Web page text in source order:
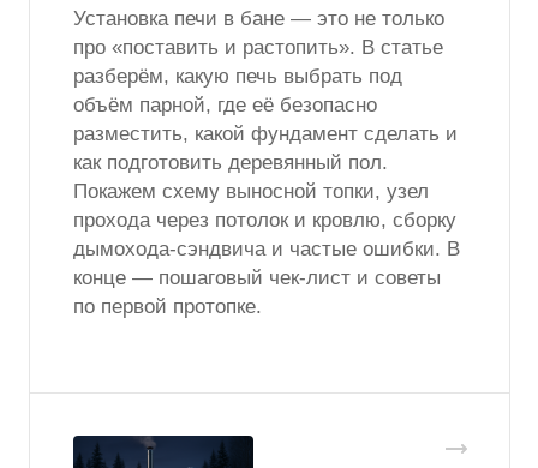
Установка печи в бане — это не только
про «поставить и растопить». В статье
разберём, какую печь выбрать под
объём парной, где её безопасно
разместить, какой фундамент сделать и
как подготовить деревянный пол.
Покажем схему выносной топки, узел
прохода через потолок и кровлю, сборку
дымохода-сэндвича и частые ошибки. В
конце — пошаговый чек-лист и советы
по первой протопке.